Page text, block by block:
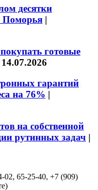
десятки
Поморья |
готовые
14.07.2026
гарантий
на 76% |
на собственной
рутинных задач |
02, 65-25-40, +7 (909)